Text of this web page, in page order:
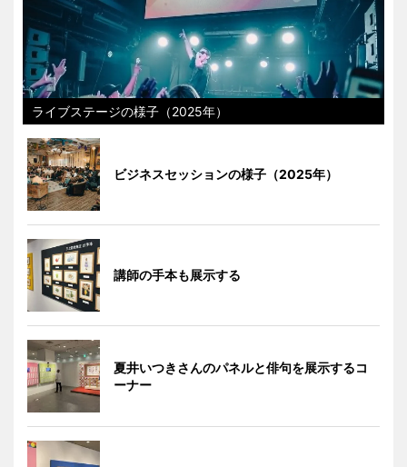
ライブステージの様子（2025年）
ビジネスセッションの様子（2025年）
講師の手本も展示する
夏井いつきさんのパネルと俳句を展示するコ
ーナー